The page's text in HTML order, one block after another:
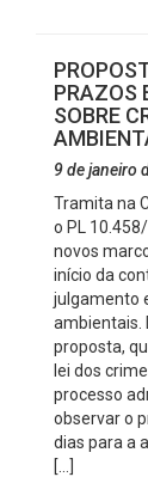
PRAZOS
SOBRE
9 de janeiro
Tramita na
o PL
novos
início da
julgamento
ambientais.
proposta,
lei dos
processo
observar o
dias para a
[…]